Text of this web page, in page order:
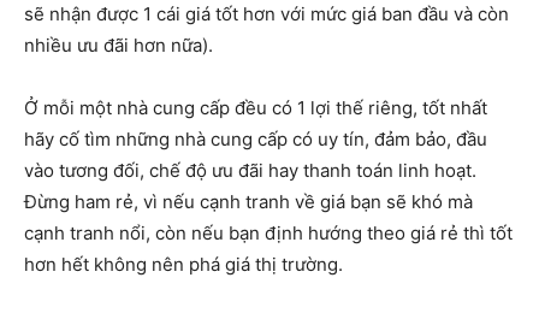
sẽ nhận được 1 cái giá tốt hơn với mức giá ban đầu và còn
nhiều ưu đãi hơn nữa).
Ở mỗi một nhà cung cấp đều có 1 lợi thế riêng, tốt nhất
hãy cố tìm những nhà cung cấp có uy tín, đảm bảo, đầu
vào tương đối, chế độ ưu đãi hay thanh toán linh hoạt.
Đừng ham rẻ, vì nếu cạnh tranh về giá bạn sẽ khó mà
cạnh tranh nổi, còn nếu bạn định hướng theo giá rẻ thì tốt
hơn hết không nên phá giá thị trường.